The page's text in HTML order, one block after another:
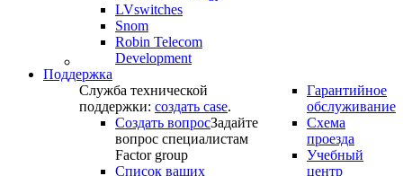
LVswitches
Snom
Robin Telecom
Development
Поддержка
Служба технической
поддержки: создать case.
Создать вопросЗадайте
вопрос специалистам
Factor group
Список ваших
Гарантийное
обслуживание
Схема
проезда
Учебный
центр